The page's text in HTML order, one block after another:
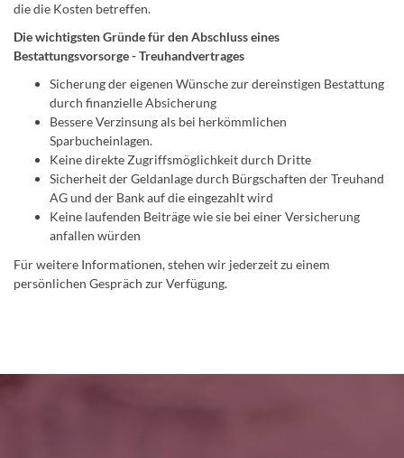
die die Kosten betreffen.
Die wichtigsten Gründe für den Abschluss eines
Bestattungsvorsorge - Treuhandvertrages
Sicherung der eigenen Wünsche zur dereinstigen Bestattung
durch finanzielle Absicherung
Bessere Verzinsung als bei herkömmlichen
Sparbucheinlagen.
Keine direkte Zugriffsmöglichkeit durch Dritte
Sicherheit der Geldanlage durch Bürgschaften der Treuhand
AG und der Bank auf die eingezahlt wird
Keine laufenden Beiträge wie sie bei einer Versicherung
anfallen würden
Für weitere Informationen, stehen wir jederzeit zu einem
persönlichen Gespräch zur Verfügung.